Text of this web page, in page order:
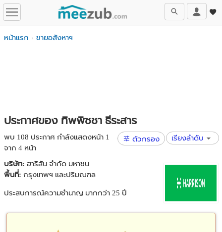
หน้าแรก ขายอสังหาฯ
ประกาศของ ทิพพิชชา ธีระสาร
พบ 108 ประกาศ กำลังแสดงหน้า 1
จาก 4 หน้า
ตัวกรอง เรียงลำดับ
บริษัท: ฮาริสัน จำกัด มหาชน
พื้นที่: กรุงเทพฯ และปริมณฑล
ประสบการณ์ความชำนาญ มากกว่า 25 ปี